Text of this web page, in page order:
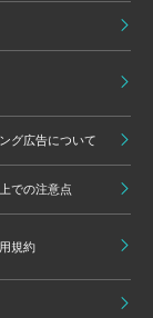
グ広告について
での注意点
規約